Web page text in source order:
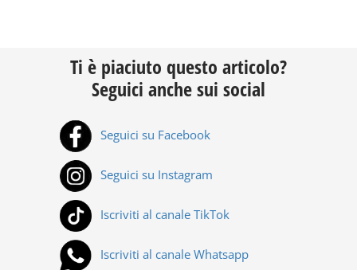
Ti è piaciuto questo articolo?
Seguici anche sui social
Seguici su Facebook
Seguici su Instagram
Iscriviti al canale TikTok
Iscriviti al canale Whatsapp